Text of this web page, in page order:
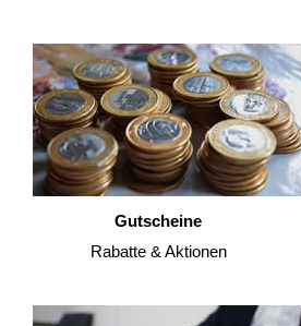
Gutscheine
Rabatte & Aktionen